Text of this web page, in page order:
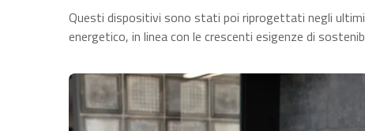
Questi dispositivi sono stati poi riprogettati negli
energetico, in linea con le crescenti esigenze di